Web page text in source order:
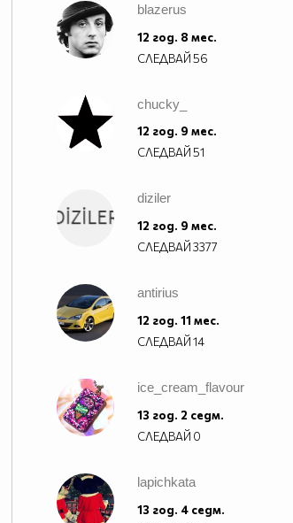
blazerus
12 год. 8 мес.
СЛЕДВАЙ56
chucky_
12 год. 9 мес.
СЛЕДВАЙ51
diziler
12 год. 9 мес.
СЛЕДВАЙ3377
antirius
12 год. 11 мес.
СЛЕДВАЙ14
ice_cream_flavour
13 год. 2 седм.
СЛЕДВАЙ 0
lapichkata
13 год. 4 седм.